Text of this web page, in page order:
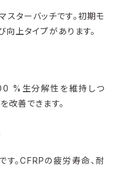
ターバッチです。初期モ
向上タイプがあります。
%生分解性を維持しつ
改善できます。
す。CFRPの疲労寿命、耐